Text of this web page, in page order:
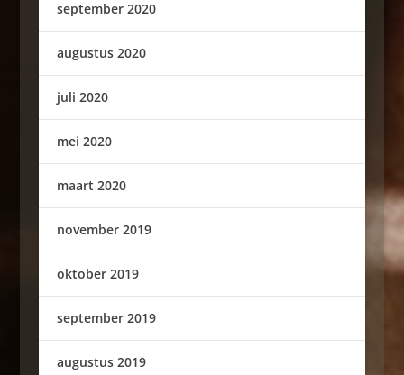
september 2020
augustus 2020
juli 2020
mei 2020
maart 2020
november 2019
oktober 2019
september 2019
augustus 2019